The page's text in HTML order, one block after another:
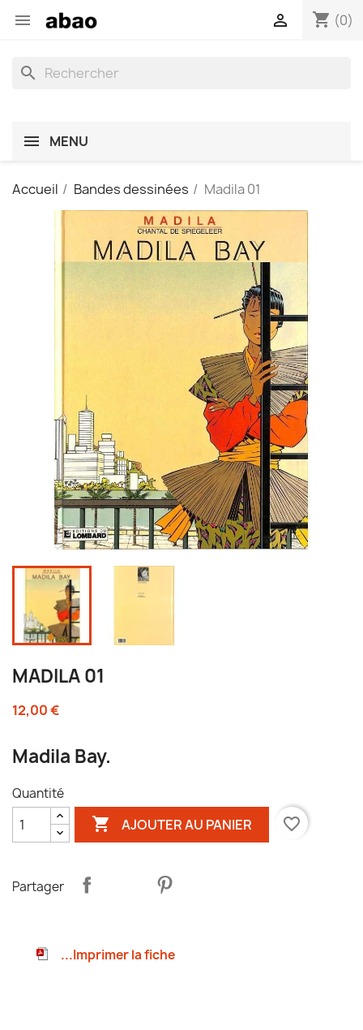
 shopping_cart (0)

search
MENU
Accueil Bandes dessinées Madila 01
MADILA 01
12,00 €
Madila Bay.
Quantité
 AJOUTER AU PANIER favorite_border
Partager
...Imprimer la fiche